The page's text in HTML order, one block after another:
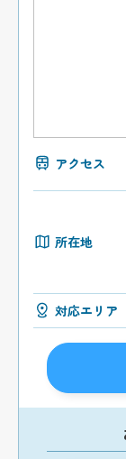
アクセス
所在地
対応エリア